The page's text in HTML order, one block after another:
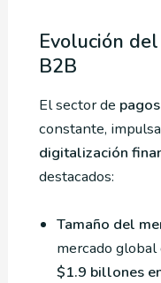
Evolución
B2B
El sector de
constante,
digitalización
destacados:
Tamaño del
mercado
$1.9 billones